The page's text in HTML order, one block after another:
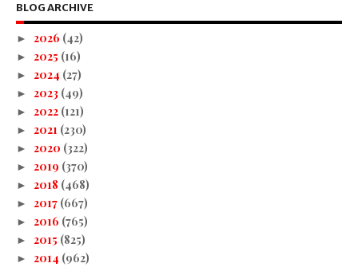
BLOG ARCHIVE
► 2026 (42)
► 2025 (16)
► 2024 (27)
► 2023 (49)
► 2022 (121)
► 2021 (230)
► 2020 (322)
► 2019 (370)
► 2018 (468)
► 2017 (667)
► 2016 (765)
► 2015 (825)
► 2014 (962)